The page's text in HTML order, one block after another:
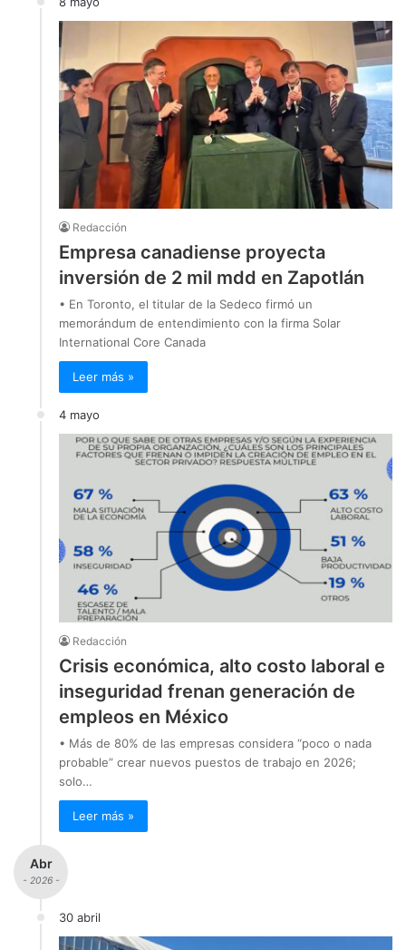
Redacción
Empresa canadiense proyecta
inversión de 2 mil mdd en Zapotlán
• En Toronto, el titular de la Sedeco firmó un
memorándum de entendimiento con la firma Solar
International Core Canada
Leer más »
4 mayo
Redacción
Crisis económica, alto costo laboral e
inseguridad frenan generación de
empleos en México
• Más de 80% de las empresas considera “poco o nada
probable” crear nuevos puestos de trabajo en 2026;
solo…
Leer más »
Abr
- 2026 -
30 abril